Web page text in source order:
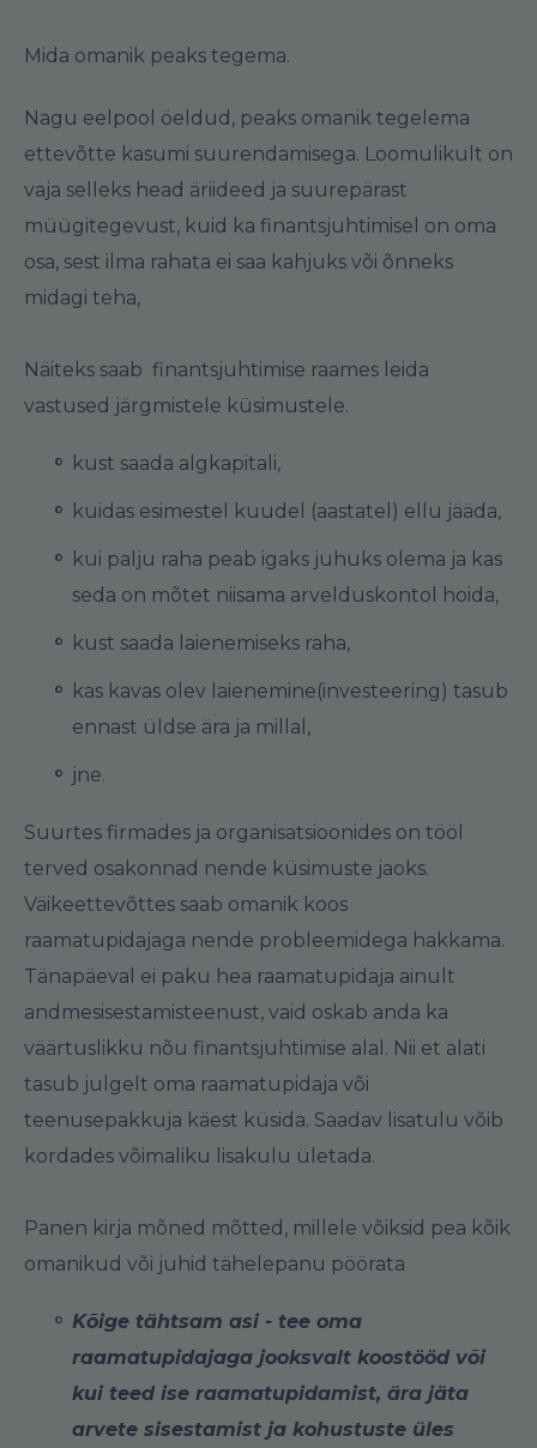
Mida omanik peaks tegema.
Nagu eelpool öeldud, peaks omanik tegelema
ettevõtte kasumi suurendamisega. Loomulikult on
vaja selleks head äriideed ja suurepärast
müügitegevust, kuid ka finantsjuhtimisel on oma
osa, sest ilma rahata ei saa kahjuks või õnneks
midagi teha,
Näiteks saab finantsjuhtimise raames leida
vastused järgmistele küsimustele.
kust saada algkapitali,
kuidas esimestel kuudel (aastatel) ellu jääda,
kui palju raha peab igaks juhuks olema ja kas
seda on mõtet niisama arvelduskontol hoida,
kust saada laienemiseks raha,
kas kavas olev laienemine(investeering) tasub
ennast üldse ära ja millal,
jne.
Suurtes firmades ja organisatsioonides on tööl
terved osakonnad nende küsimuste jaoks.
Väikeettevõttes saab omanik koos
raamatupidajaga nende probleemidega hakkama.
Tänapäeval ei paku hea raamatupidaja ainult
andmesisestamisteenust, vaid oskab anda ka
väärtuslikku nõu finantsjuhtimise alal. Nii et alati
tasub julgelt oma raamatupidaja või
teenusepakkuja käest küsida. Saadav lisatulu võib
kordades võimaliku lisakulu ületada.
Panen kirja mõned mõtted, millele võiksid pea kõik
omanikud või juhid tähelepanu pöörata
Kõige tähtsam asi - tee oma
raamatupidajaga jooksvalt koostööd või
kui teed ise raamatupidamist, ära jäta
arvete sisestamist ja kohustuste üles